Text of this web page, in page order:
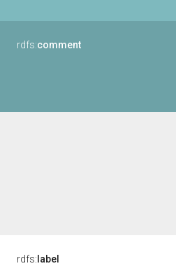
rdfs:comment
rdfs: label